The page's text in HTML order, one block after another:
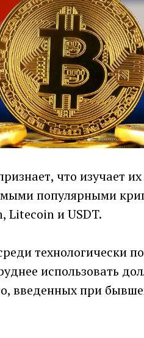
что изучает
популярными
Litecoin и USDT.
технологически
использовать
введенных при